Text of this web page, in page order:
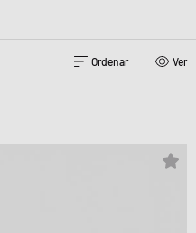
Ordenar Ver